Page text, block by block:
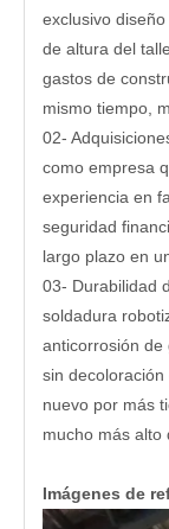
exclusivo
de altura del
gastos de
mismo tiempo,
02-
como empresa
experiencia en
seguridad
largo plazo en
03- Durabilidad
soldadura
anticorrosión de
sin
nuevo por más
mucho más alto
Imágenes de